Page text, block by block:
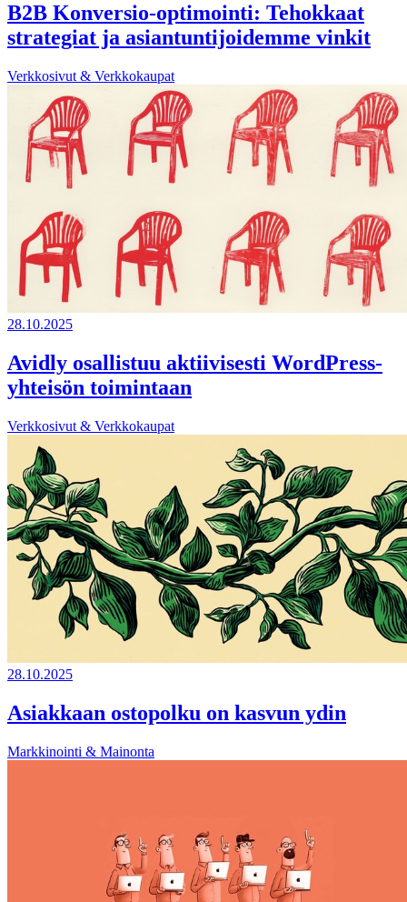
B2B Konversio-optimointi: Tehokkaat
strategiat ja asiantuntijoidemme vinkit
Verkkosivut & Verkkokaupat
28.10.2025
Avidly osallistuu aktiivisesti WordPress-
yhteisön toimintaan
Verkkosivut & Verkkokaupat
28.10.2025
Asiakkaan ostopolku on kasvun ydin
Markkinointi & Mainonta